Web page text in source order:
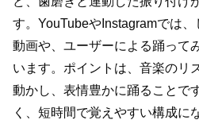
す。YouTubeやInstagramでは
動画や、ユーザーによる踊って
います。ポイントは、音楽のリ
動かし、表情豊かに踊ることで
く、短時間で覚えやすい構成に